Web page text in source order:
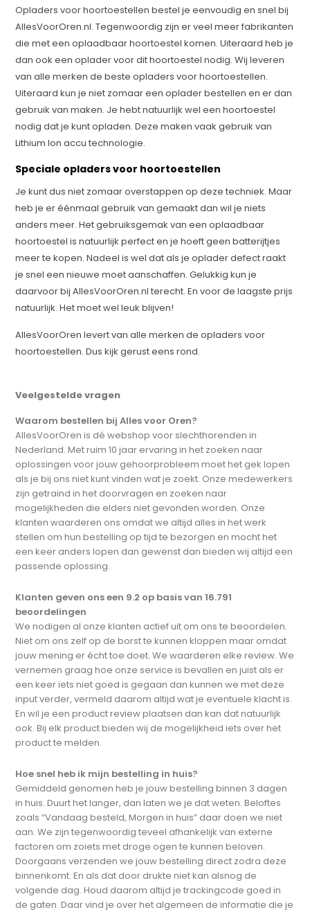
Opladers voor hoortoestellen bestel je eenvoudig en snel bij
AllesVoorOren.nl. Tegenwoordig zijn er veel meer fabrikanten
die met een oplaadbaar hoortoestel komen. Uiteraard heb je
dan ook een oplader voor dit hoortoestel nodig. Wij leveren
van alle merken de beste opladers voor hoortoestellen.
Uiteraard kun je niet zomaar een oplader bestellen en er dan
gebruik van maken. Je hebt natuurlijk wel een hoortoestel
nodig dat je kunt opladen. Deze maken vaak gebruik van
Lithium Ion accu technologie.
Speciale opladers voor hoortoestellen
Je kunt dus niet zomaar overstappen op deze techniek. Maar
heb je er éénmaal gebruik van gemaakt dan wil je niets
anders meer. Het gebruiksgemak van een oplaadbaar
hoortoestel is natuurlijk perfect en je hoeft geen batterijtjes
meer te kopen. Nadeel is wel dat als je oplader defect raakt
je snel een nieuwe moet aanschaffen. Gelukkig kun je
daarvoor bij AllesVoorOren.nl terecht. En voor de laagste prijs
natuurlijk. Het moet wel leuk blijven!
AllesVoorOren levert van alle merken de opladers voor
hoortoestellen. Dus kijk gerust eens rond.
Veelgestelde vragen
Waarom bestellen bij Alles voor Oren?
AllesVoorOren is dé webshop voor slechthorenden in
Nederland. Met ruim 10 jaar ervaring in het zoeken naar
oplossingen voor jouw gehoorprobleem moet het gek lopen
als je bij ons niet kunt vinden wat je zoekt. Onze medewerkers
zijn getraind in het doorvragen en zoeken naar
mogelijkheden die elders niet gevonden worden. Onze
klanten waarderen ons omdat we altijd alles in het werk
stellen om hun bestelling op tijd te bezorgen en mocht het
een keer anders lopen dan gewenst dan bieden wij altijd een
passende oplossing.
Klanten geven ons een 9.2 op basis van 16.791
beoordelingen
We nodigen al onze klanten actief uit om ons te beoordelen.
Niet om ons zelf op de borst te kunnen kloppen maar omdat
jouw mening er écht toe doet. We waarderen elke review. We
vernemen graag hoe onze service is bevallen en juist als er
een keer iets niet goed is gegaan dan kunnen we met deze
input verder, vermeld daarom altijd wat je eventuele klacht is.
En wil je een product review plaatsen dan kan dat natuurlijk
ook. Bij elk product bieden wij de mogelijkheid iets over het
product te melden.
Hoe snel heb ik mijn bestelling in huis?
Gemiddeld genomen heb je jouw bestelling binnen 3 dagen
in huis. Duurt het langer, dan laten we je dat weten. Beloftes
zoals “Vandaag besteld, Morgen in huis” daar doen we niet
aan. We zijn tegenwoordig teveel afhankelijk van externe
factoren om zoiets met droge ogen te kunnen beloven.
Doorgaans verzenden we jouw bestelling direct zodra deze
binnenkomt. En als dat door drukte niet kan alsnog de
volgende dag. Houd daarom altijd je trackingcode goed in
de gaten. Daar vind je over het algemeen de informatie die je